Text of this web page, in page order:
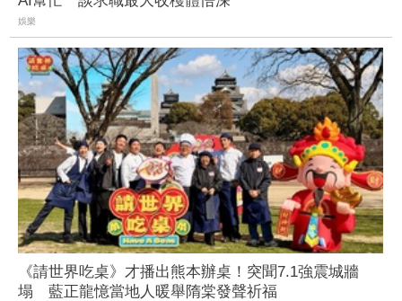
娛樂
《請世界吃桌》才播出熊本辦桌！突聞7.1強震城牆
塌 藍正龍憶當地人暖舉隋棠發聲祈福